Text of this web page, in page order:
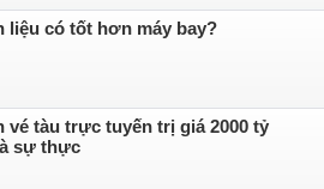
liệu có tốt hơn máy bay?
vé tàu trực tuyến trị giá 2000 tỷ
sự thực